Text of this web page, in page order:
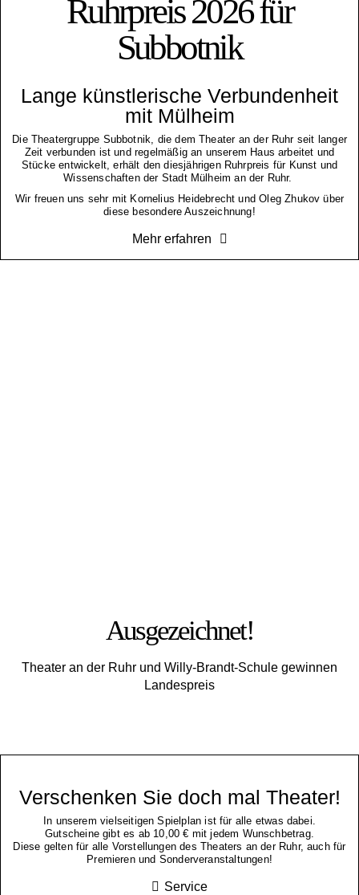
Ruhrpreis 2026 für
Subbotnik
Lange künstlerische Verbundenheit
mit Mülheim
Die Theatergruppe Subbotnik, die dem Theater an der Ruhr seit langer
Zeit verbunden ist und regelmäßig an unserem Haus arbeitet und
Stücke entwickelt, erhält den diesjährigen Ruhrpreis für Kunst und
Wissenschaften der Stadt Mülheim an der Ruhr.
Wir freuen uns sehr mit Kornelius Heidebrecht und Oleg Zhukov über
diese besondere Auszeichnung!
Mehr erfahren
Ausgezeichnet!
Theater an der Ruhr und Willy-Brandt-Schule gewinnen
Landespreis
Verschenken Sie doch mal Theater!
In unserem vielseitigen Spielplan ist für alle etwas dabei.
Gutscheine gibt es ab 10,00 € mit jedem Wunschbetrag.
Diese gelten für alle Vorstellungen des Theaters an der Ruhr, auch für
Premieren und Sonderveranstaltungen!
Service